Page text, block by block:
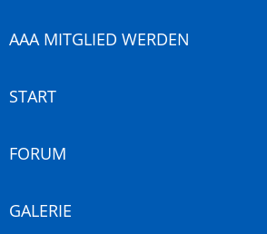
AAA MITGLIED WERDEN
START
FORUM
GALERIE